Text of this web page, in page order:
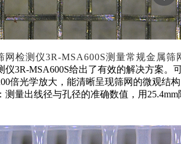
网检测仪3R-MSA600S测量常规金属筛
仪3R-MSA600S给出了有效的解决方案。
倍光学放大，能清晰呈现筛网的微观结
测量出线径与孔径的准确数值，用